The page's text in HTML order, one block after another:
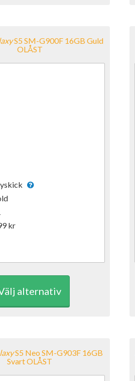
S5 SM-G900F 16GB Guld
OLÅST
kr
alternativ
S5 Neo SM-G903F 16GB
Svart OLÅST